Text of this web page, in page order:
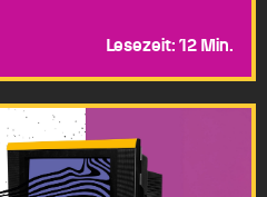
Lesezeit: 12 Min.